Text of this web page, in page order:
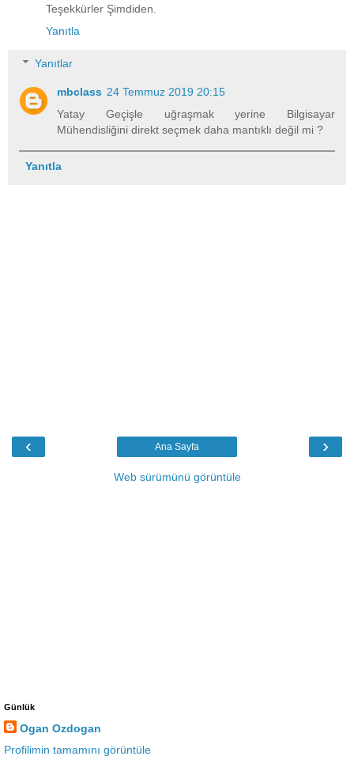
Teşekkürler Şimdiden.
Yanıtla
Yanıtlar
mbclass 24 Temmuz 2019 20:15
Yatay Geçişle uğraşmak yerine Bilgisayar
Mühendisliğini direkt seçmek daha mantıklı değil mi ?
Yanıtla
‹ ›
Ana Sayfa
Web sürümünü görüntüle
Günlük
Ogan Ozdogan
Profilimin tamamını görüntüle